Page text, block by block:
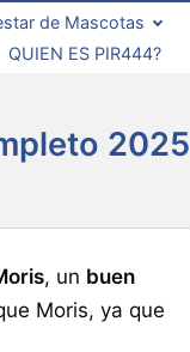
de Mascotas
QUIEN ES PIR444?
2025
, un buen
Moris, ya que